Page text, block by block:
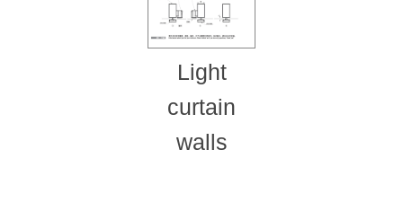
Light
curtain
walls